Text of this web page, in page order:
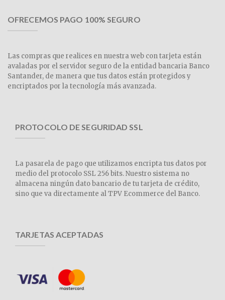
OFRECEMOS PAGO 100% SEGURO
Las compras que realices en nuestra web con tarjeta están
avaladas por el servidor seguro de la entidad bancaria Banco
Santander, de manera que tus datos están protegidos y
encriptados por la tecnología más avanzada.
PROTOCOLO DE SEGURIDAD SSL
La pasarela de pago que utilizamos encripta tus datos por
medio del protocolo SSL 256 bits. Nuestro sistema no
almacena ningún dato bancario de tu tarjeta de crédito,
sino que va directamente al TPV Ecommerce del Banco.
TARJETAS ACEPTADAS